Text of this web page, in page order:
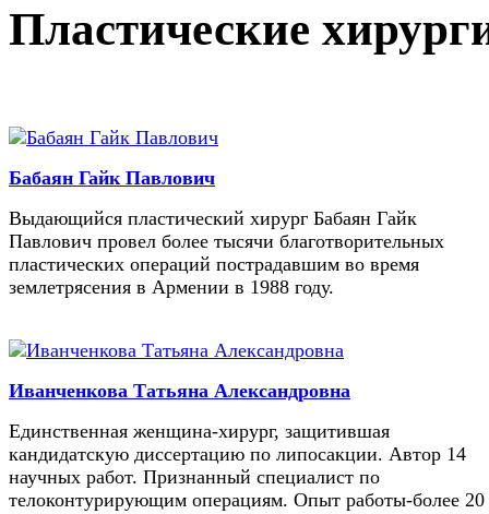
Пластические
Бабаян Гайк Павлович
Выдающийся пластический хирург Бабаян Гайк
Павлович провел более тысячи благотворительных
пластических операций пострадавшим во время
землетрясения в Армении в 1988 году.
Иванченкова Татьяна Александровна
Единственная женщина-хирург, защитившая
кандидатскую диссертацию по липосакции. Автор 14
научных работ. Признанный специалист по
телоконтурирующим операциям. Опыт работы-более 20